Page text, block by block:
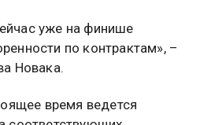
уже на финише
по контрактам», –
Новака.
время ведется